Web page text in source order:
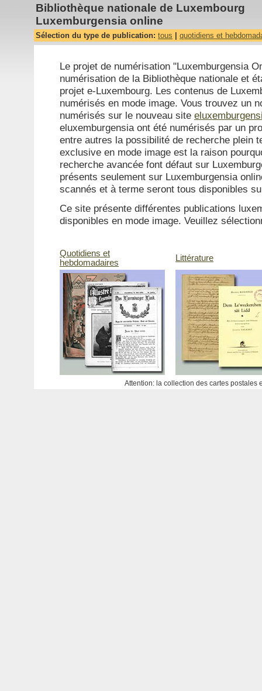
Bibliothèque nationale de Luxembourg
Luxemburgensia online
Sélection du type de publication: tous quotidiens et
Le projet de numérisation "Luxemburgensia
numérisation de la Bibliothèque nationale et
projet e-Luxembourg. Les contenus de
numérisés en mode image. Vous trouvez un
numérisés sur le nouveau site
eluxemburgensia ont été numérisés par un
entre autres la possibilité de recherche plein
exclusive en mode image est la raison
recherche avancée font défaut sur
présents seulement sur Luxemburgensia
scannés et à terme seront tous disponibles
Ce site présente différentes publications
disponibles en mode image. Veuillez
Quotidiens et
hebdomadaires
Littérature
Attention: la collection des cartes postales